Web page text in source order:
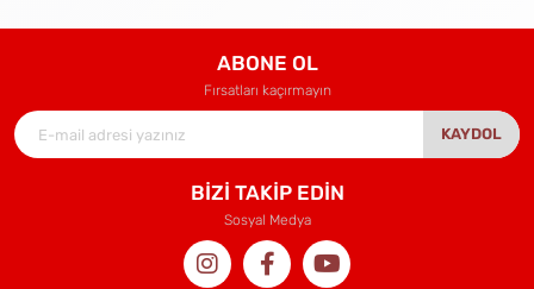
ABONE OL
Fırsatları kaçırmayın
KAYDOL
BİZİ TAKİP EDİN
Sosyal Medya